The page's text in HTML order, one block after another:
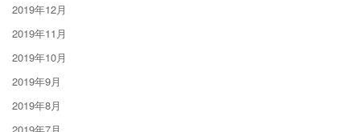
2019年12月
2019年11月
2019年10月
2019年9月
2019年8月
2019年7月